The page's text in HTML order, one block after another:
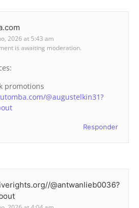
2026 at 5:43 am
is awaiting moderation.
promotions
@augustelkin31?
Responder
@antwanlieb0036?